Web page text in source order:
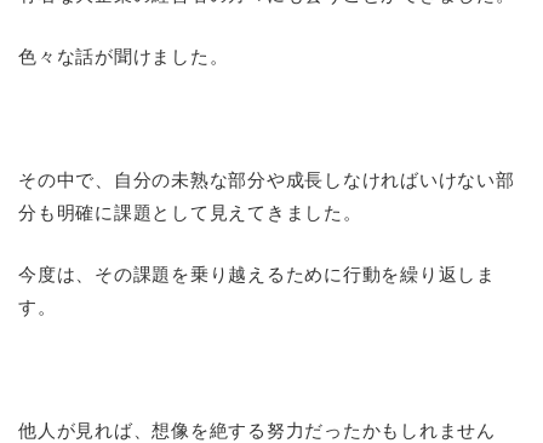
色々な話が聞けました。
その中で、自分の未熟な部分や成長しなければいけない部
分も明確に課題として見えてきました。
今度は、その課題を乗り越えるために行動を繰り返しま
す。
他人が見れば、想像を絶する努力だったかもしれません